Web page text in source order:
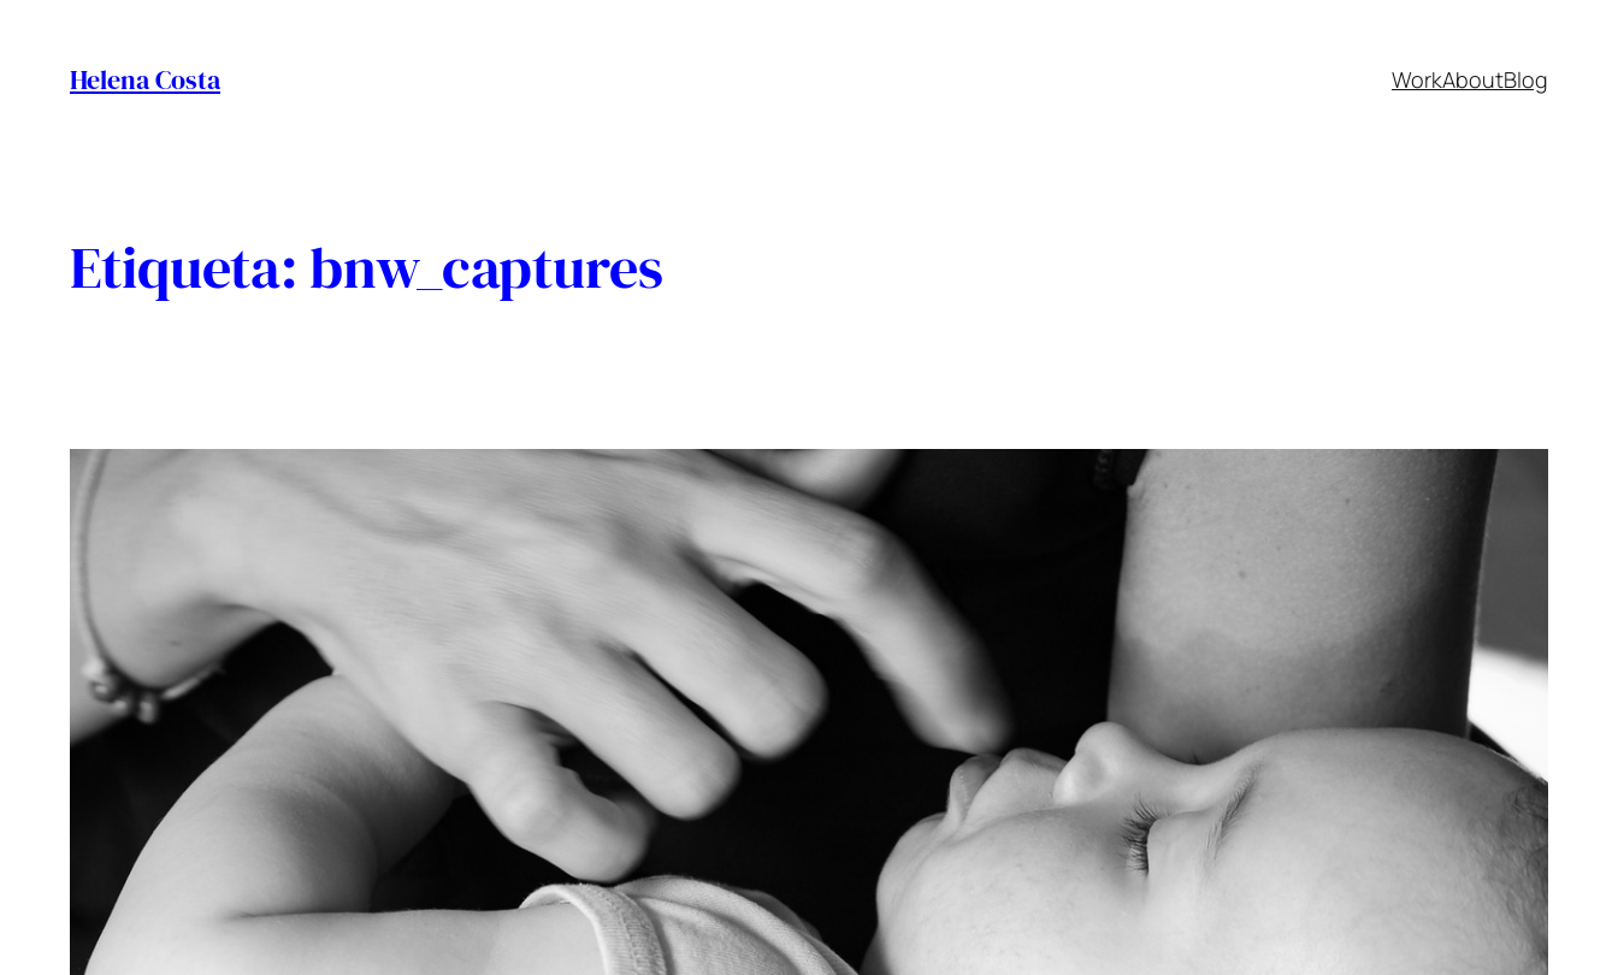
Helena Costa WorkAboutBlog
Etiqueta:bnw_captures